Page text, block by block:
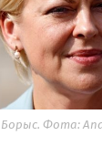
Фота: